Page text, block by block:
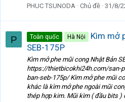
PHUC TSUNODA Chủ đề 31/8/
P Toàn quốc Hà Nội
Kìm mở
SEB-175P
Kìm mở phe mũi cong Nhật Bản
https://thietbicokhi24h.com/san-
ban-seb-175p/ Kìm mở phe mũi
khác là kìm mở phe ngoài mũi
thép hợp kim. Mũi kìm ( đầu bits )